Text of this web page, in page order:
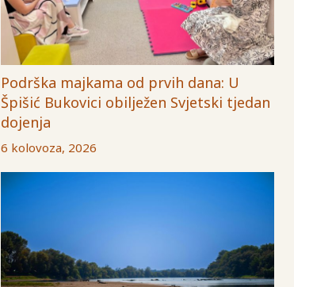
Podrška majkama od prvih dana: U
Špišić Bukovici obilježen Svjetski tjedan
dojenja
6 kolovoza, 2026